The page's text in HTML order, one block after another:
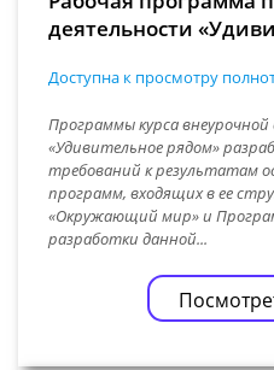
деятельности
Доступна к просмотру
Программы курса
«Удивительное рядом»
требований к результатам
программ, входящих в ее
«Окружающий мир» и
разработки данной...